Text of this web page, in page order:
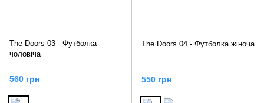
The Doors 03 - Футболка
чоловіча
560 грн
The Doors 04 - Футболка жіноча
550 грн